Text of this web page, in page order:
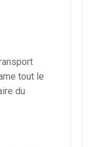
tout le
du